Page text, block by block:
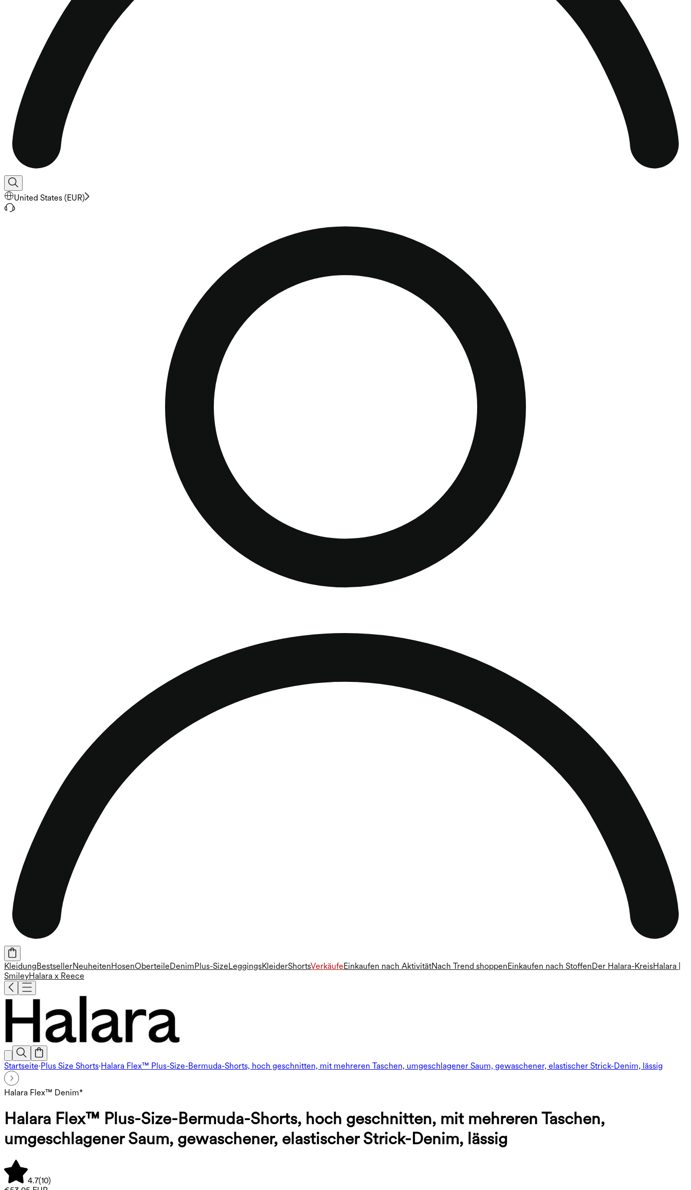
United States (EUR)
KleidungBestsellerNeuheitenHosenOberteileDenimPlus-SizeLeggingsKleiderShortsVerkäufeEinkaufen nach AktivitätNach Trend shoppenEinkaufen nach StoffenDer Halara-KreisHalara |
SmileyHalara x Reece
Startseite·Plus Size Shorts·Halara Flex™ Plus-Size-Bermuda-Shorts, hoch geschnitten, mit mehreren Taschen, umgeschlagener Saum, gewaschener, elastischer Strick-Denim, lässig
Halara Flex™ Denim*
Halara Flex™ Plus-Size-Bermuda-Shorts, hoch geschnitten, mit mehreren Taschen,
umgeschlagener Saum, gewaschener, elastischer Strick-Denim, lässig
4.7(10)